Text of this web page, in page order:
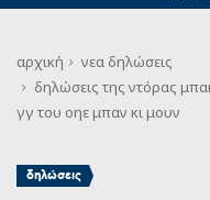
αρχική νεα δηλώσεις
δηλώσεις της ντόρας
γγ του οηε μπαν κι μουν
δηλώσεις